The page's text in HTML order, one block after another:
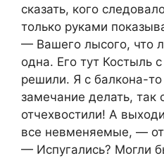
сказать, кого
только руками
— Вашего лысого, что
одна. Его тут Костыль
решили. Я с балкона-
замечание делать, так
отчехвостили! А
все невменяемые, —
— Испугались? Могли